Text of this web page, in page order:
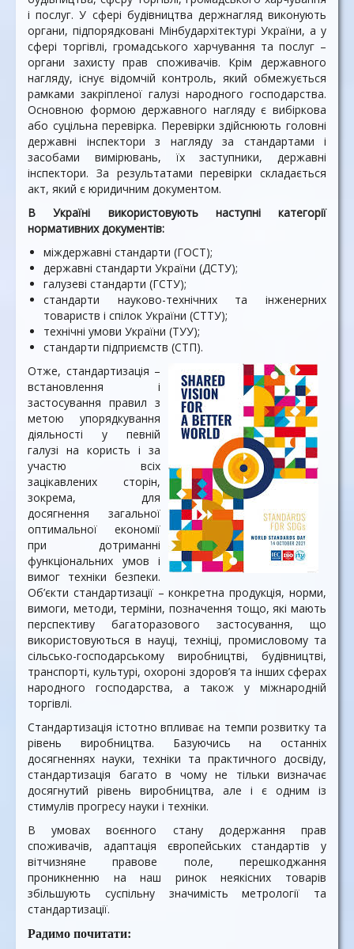
і послуг. У сфері будівництва держнагляд виконують
органи, підпорядковані Мінбудархітектурі України, а у
сфері торгівлі, громадського харчування та послуг –
органи захисту прав споживачів. Крім державного
нагляду, існує відомчій контроль, який обмежується
рамками закріпленої галузі народного господарства.
Основною формою державного нагляду є вибіркова
або суцільна перевірка. Перевірки здійснюють головні
державні інспектори з нагляду за стандартами і
засобами вимірювань, їх заступники, державні
інспектори. За результатами перевірки складається
акт, який є юридичним документом.
В Україні використовують наступні категорії
нормативних документів:
мiждержавнi стандарти (ГОСТ);
державні стандарти України (ДСТУ);
галузеві стандарти (ГСТУ);
стандарти науково-технічних та інженерних
товариств i спілок України (СТТУ);
технічні умови України (ТУУ);
стандарти підприємств (СТП).
Отже, стандартизація –
встановлення і
застосування правил з
метою упорядкування
діяльності у певній
галузі на користь і за
участю всіх
зацікавлених сторін,
зокрема, для
досягнення загальної
оптимальної економії
при дотриманні
функціональних умов і
вимог техніки безпеки.
Об’єкти стандартизації – конкретна продукція, норми,
вимоги, методи, терміни, позначення тощо, які мають
перспективу багаторазового застосування, що
використовуються в науці, техніці, промисловому та
сільсько-господарському виробництві, будівництві,
транспорті, культурі, охороні здоров’я та інших сферах
народного господарства, а також у міжнародній
торгівлі.
Стандартизація істотно впливає на темпи розвитку та
рівень виробництва. Базуючись на останніх
досягненнях науки, техніки та практичного досвіду,
стандартизація багато в чому не тільки визначає
досягнутий рівень виробництва, але і є одним із
стимулів прогресу науки і техніки.
В умовах воєнного стану додержання прав
споживачів, адаптація європейських стандартів у
вітчизняне правове поле, перешкоджання
проникненню на наш ринок неякісних товарів
збільшують суспільну значимість метрології та
стандартизації.
Радимо почитати: